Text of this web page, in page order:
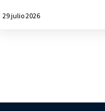
29 julio 2026